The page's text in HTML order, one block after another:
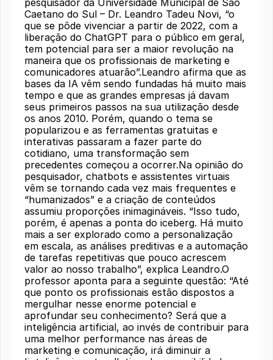
pesquisador da Universidade Municipal de São
Caetano do Sul – Dr. Leandro Tadeu Novi, “o
que se pôde vivenciar a partir de 2022, com a
liberação do ChatGPT para o público em geral,
tem potencial para ser a maior revolução na
maneira que os profissionais de marketing e
comunicadores atuarão”.Leandro afirma que as
bases da IA vêm sendo fundadas há muito mais
tempo e que as grandes empresas já davam
seus primeiros passos na sua utilização desde
os anos 2010. Porém, quando o tema se
popularizou e as ferramentas gratuitas e
interativas passaram a fazer parte do
cotidiano, uma transformação sem
precedentes começou a ocorrer.Na opinião do
pesquisador, chatbots e assistentes virtuais
vêm se tornando cada vez mais frequentes e
“humanizados” e a criação de conteúdos
assumiu proporções inimagináveis. “Isso tudo,
porém, é apenas a ponta do iceberg. Há muito
mais a ser explorado como a personalização
em escala, as análises preditivas e a automação
de tarefas repetitivas que pouco acrescem
valor ao nosso trabalho”, explica Leandro.O
professor aponta para a seguinte questão: “Até
que ponto os profissionais estão dispostos a
mergulhar nesse enorme potencial e
aprofundar seu conhecimento? Será que a
inteligência artificial, ao invés de contribuir para
uma melhor performance nas áreas de
marketing e comunicação, irá diminuir a